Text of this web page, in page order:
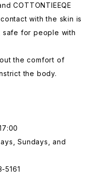
COTTONTIEEQE
with the skin is
safe for people with
the comfort of
the body.
Sundays, and
5161